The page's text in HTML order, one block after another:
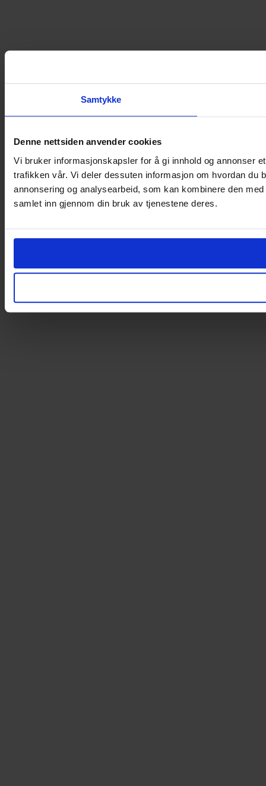
Samtykke
Denne nettsiden anvender cookies
Vi bruker informasjonskapsler for å gi innhold og annonser
trafikken vår. Vi deler dessuten informasjon om hvordan du
annonsering og analysearbeid, som kan kombinere den
samlet inn gjennom din bruk av tjenestene deres.